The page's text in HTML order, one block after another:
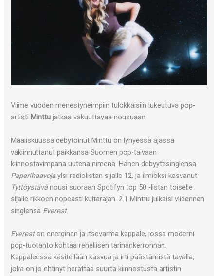
Viime vuoden menestyneimpiin tulokkaisiin lukeutuva pop-
artisti Minttujatkaa vakuuttavaa nousuaan
Maaliskuussa debytoinut Minttu on lyhyessä ajassa
vakiinnuttanut paikkansa Suomen pop-taivaan
kiinnostavimpana uutena nimenä. Hänen debyyttisinglensä
Paperihaavojaylsi radiolistan sijalle 12, ja ilmiöksi kasvanut
Tyttöystävänousi suoraan Spotifyn top 50 -listan toiselle
sijalle rikkoen nopeasti kultarajan. 2.1 Minttu julkaisi viidennen
singlensä Everest.
Everest on energinen ja itsevarma kappale, jossa moderni
pop-tuotanto kohtaa rehellisen tarinankerronnan.
Kappaleessa käsitellään kasvua ja irti päästämistä tavalla,
joka on jo ehtinyt herättää suurta kiinnostusta artistin